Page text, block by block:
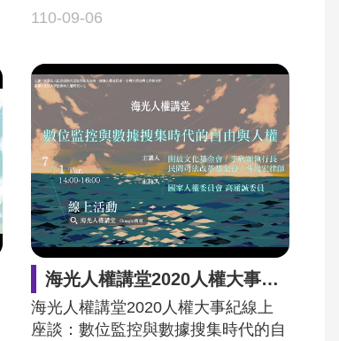
110-09-06
海光人權講堂2020人權大事紀線上座談：數位監控與數據搜集時代的自由與人權
海光人權講堂2020人權大事紀線上
座談：數位監控與數據搜集時代的自